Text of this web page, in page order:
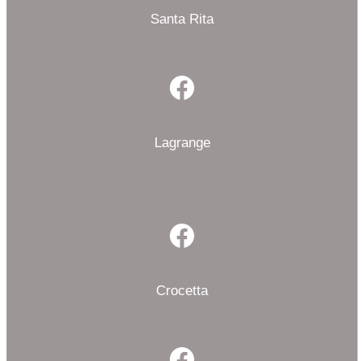
Santa Rita
Facebook
Lagrange
Facebook
Crocetta